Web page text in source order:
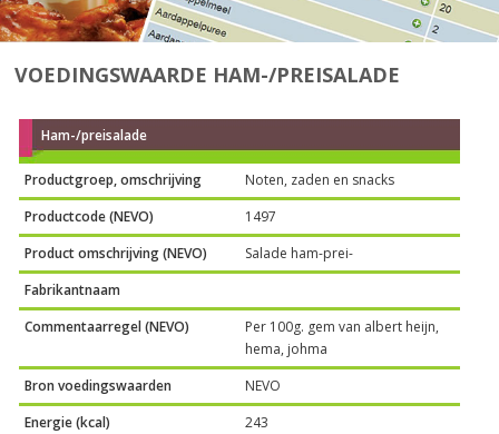
VOEDINGSWAARDE HAM-/PREISALADE
Ham-/preisalade
Productgroep, omschrijving
Noten, zaden en snacks
Productcode (NEVO)
1497
Product omschrijving (NEVO)
Salade ham-prei-
Fabrikantnaam
Commentaarregel (NEVO)
Per 100g. gem van albert heijn,
hema, johma
Bron voedingswaarden
NEVO
Energie (kcal)
243